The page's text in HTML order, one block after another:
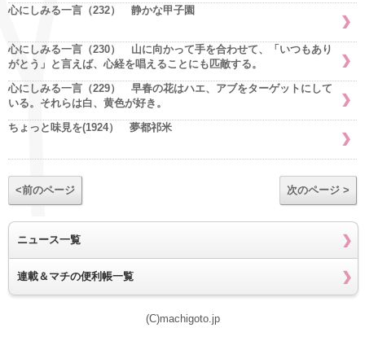
心にしみる一言（232） 静かな甲子園
心にしみる一言（230） 山に向かって手を合わせて、「いつもあり
がとう」と言えば、心経を唱えることにも匹敵する。
心にしみる一言（229） 早春の花はハエ、アブをターゲットにして
いる。それらは白、黄色が好き。
ちょっと味見を(1924） 夢都祁米
<前のページ 次のページ >
ニュース一覧
連載＆マチの便利帳一覧
(C)machigoto.jp